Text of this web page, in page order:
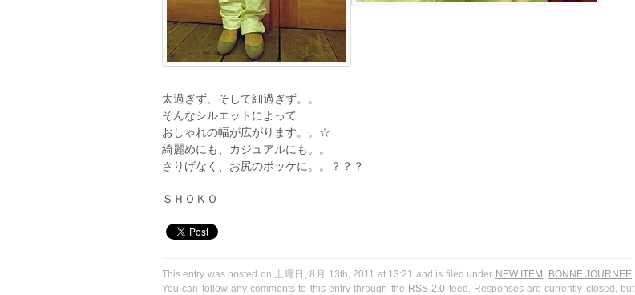
太過ぎず、そして細過ぎず。。
そんなシルエットによって
おしゃれの幅が広がります。。☆
綺麗めにも、カジュアルにも。。
さりげなく、お尻のポッケに。。？？？
ＳＨＯＫＯ
This entry was posted on 土曜日, 8月 13th, 2011 at 13:21 and is filed under NEW ITEM BONNE JOURNEE
You can follow any comments to this entry through the RSS 2.0 feed. Responses are currently closed, but